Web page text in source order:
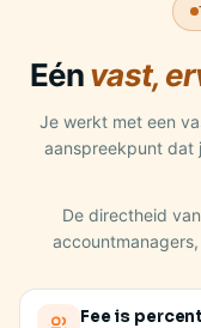
Eénvast,
Je werkt met een
aanspreekpunt dat
De directheid
Fee is